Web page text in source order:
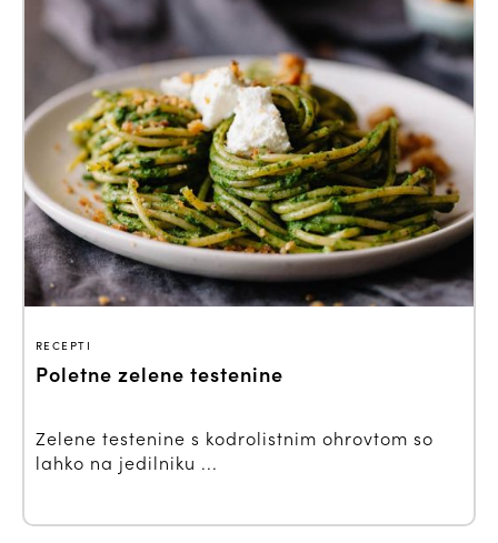
RECEPTI
Poletne zelene testenine
Zelene testenine s kodrolistnim ohrovtom so
lahko na jedilniku ...